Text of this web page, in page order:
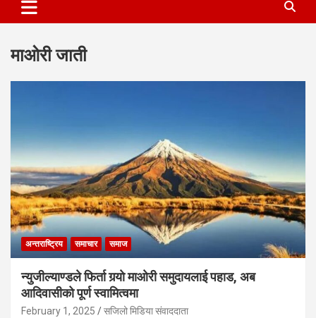
माओरी जाती
अन्तराष्ट्रिय समाचार समाज
न्युजील्याण्डले फिर्ता गर्‍याे माओरी समुदायलाई पहाड, अब
आदिवासीको पूर्ण स्वामित्वमा
February 1, 2025 सजिलो मिडिया संवाददाता